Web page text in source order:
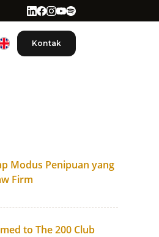
Kontak
Modus Penipuan yang
Firm
to The 200 Club